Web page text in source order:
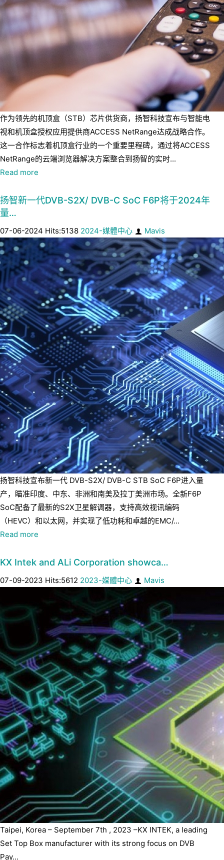
作为领先的机顶盒（STB）芯片供货商，扬智科技宣布与智能电
视和机顶盒授权应用提供商ACCESS NetRange达成战略合作。
这一合作标志着机顶盒行业的一个重要里程碑，通过将ACCESS
NetRange的云端浏览器解决方案整合到扬智的实时...
Read more
扬智新一代DVB-S2X/ DVB-C SoC F6P将于2024年
量…
07-06-2024 Hits:5138 2024-媒體中心 Mavis
扬智科技宣布新一代 DVB-S2X/ DVB-C STB SoC F6P进入量
产，瞄准印度、中东、非洲和南美及拉丁美洲市场。全新F6P
SoC配备了最新的S2X卫星解调器，支持高效视讯编码
（HEVC）和以太网，并实现了低功耗和卓越的EMC/...
Read more
KX Intek and ALi Corporation showca…
07-09-2023 Hits:5612 2023-媒體中心 Mavis
Taipei, Korea – September 7th , 2023 –KX INTEK, a leading
Set Top Box manufacturer with its strong focus on DVB
Pay...